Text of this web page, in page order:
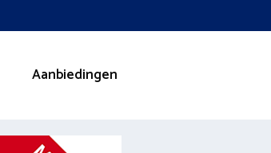
Aanbiedingen